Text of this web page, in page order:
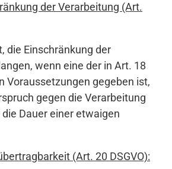
der Verarbeitung (Art.
die Einschränkung der
wenn eine der in Art. 18
Voraussetzungen gegeben ist,
gegen die Verarbeitung
Dauer einer etwaigen
(Art. 20 DSGVO):